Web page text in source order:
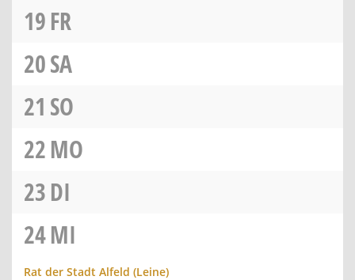
19FR
20SA
21 SO
22MO
23DI
24MI
Rat der Stadt Alfeld (Leine)